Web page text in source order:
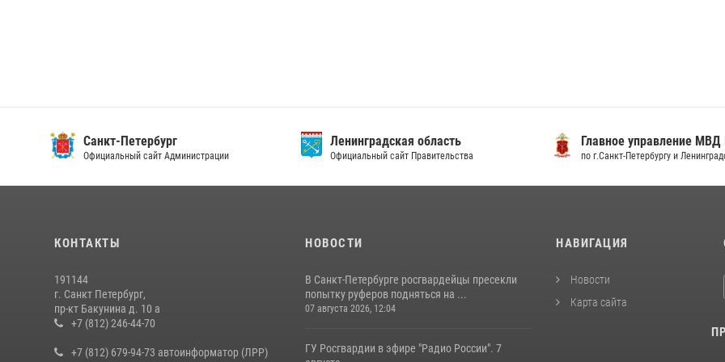
Санкт-Петербург
Официальный сайт Администрации
Ленинградская область
Официальный сайт Правительства
Главное управление МВД
по г.Санкт-Петербургу и
КОНТАКТЫ
191144
г. Санкт Петербург,
пр-кт Бакунина д. 10 а
+7 (812) 246-44-70
+7 (812) 679-94-73 автоинформатор (ЛРР)
НОВОСТИ
В Санкт-Петербурге росгвардейцы пресекли
попытку руферов подняться на ...
07 августа 2026, 12:04
ГУ Росгвардии в эфире "Радио России". 7
НАВИГАЦИЯ
Новости
Карта сайта